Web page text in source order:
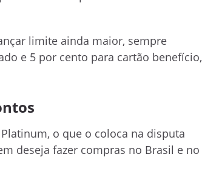
limite ainda maior, sempre
e 5 por cento para cartão benefício,
o que o coloca na disputa
deseja fazer compras no Brasil e no